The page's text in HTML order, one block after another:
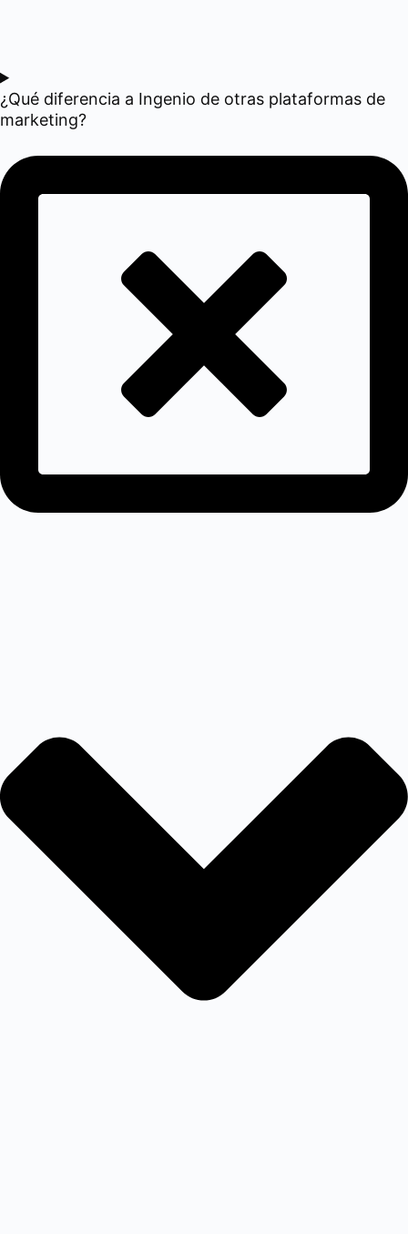
¿Qué diferencia a Ingenio de otras plataformas de
marketing?